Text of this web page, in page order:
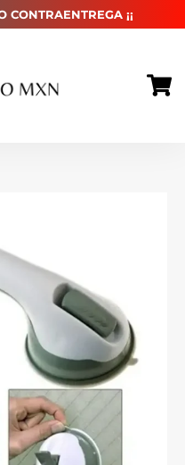
CONTRAENTREGA ¡¡